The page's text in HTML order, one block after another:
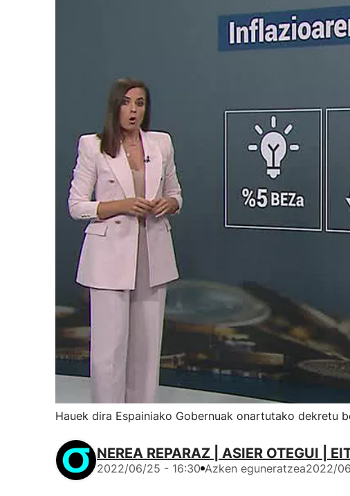
Hauek dira Espainiako Gobernuak onartutako dekretu
NEREA REPARAZ | ASIER OTEGUI |
2022/06/25 - 16:30 Azken eguneratzea2022/